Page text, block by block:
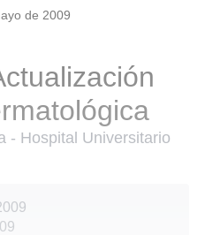
de 2009
- Hospital Universitario